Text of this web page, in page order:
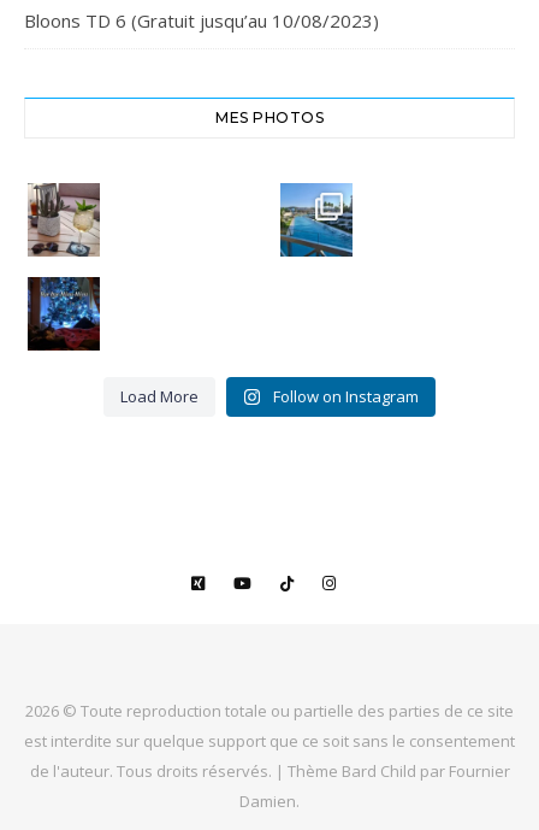
Bloons TD 6 (Gratuit jusqu’au 10/08/2023)
MES PHOTOS
Cheers,
santé
#chania
#crete
resort
3
0
Crête
Euphoria
Resort
Bye bye
Miou-
Miou.
Merci
Load More Follow on Instagram
2026 © Toute reproduction totale ou partielle des parties de ce site
est interdite sur quelque support que ce soit sans le consentement
de l'auteur. Tous droits réservés. | Thème Bard Child par Fournier
Damien.